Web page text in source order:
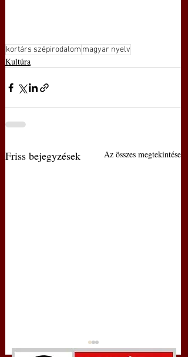
kortárs szépirodalom magyar nyelv
Kultúra
Friss bejegyzések Az összes megtekintése